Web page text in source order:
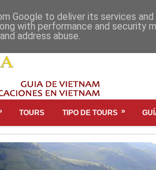
TOURS TIPO DE TOURS »
Google to deliver its services
with performance and security
address abuse.